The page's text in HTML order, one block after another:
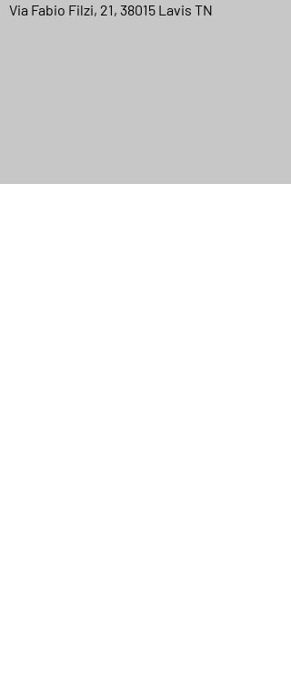
Via Fabio Filzi, 21, 38015 Lavis TN